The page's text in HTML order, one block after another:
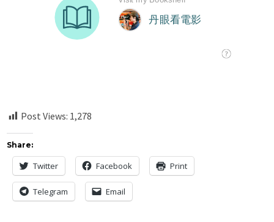
Post Views: 1,278
Share:
Twitter Facebook Print
Telegram Email